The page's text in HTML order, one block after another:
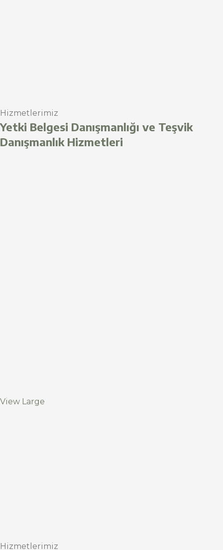
Hizmetlerimiz
Yetki Belgesi Danışmanlığı ve Teşvik
Danışmanlık Hizmetleri
View Large
Hizmetlerimiz